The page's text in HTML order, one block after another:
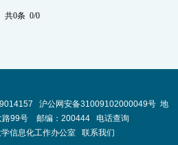
共0条 0/0
沪公网安备31009102000049号 地
路99号 邮编：200444 电话查询
信息化工作办公室 联系我们